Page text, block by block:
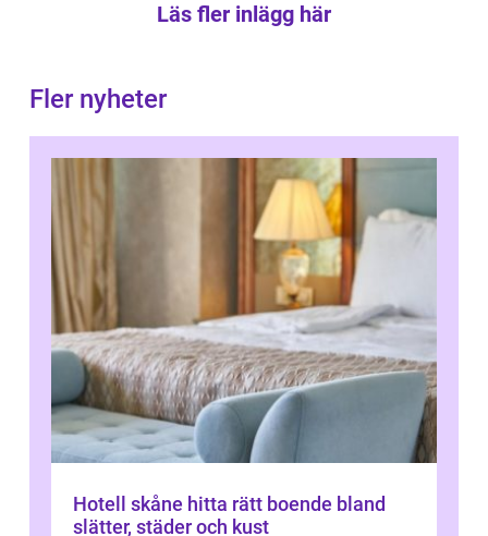
Läs fler inlägg här
Fler nyheter
Hotell skåne hitta rätt boende bland
slätter, städer och kust